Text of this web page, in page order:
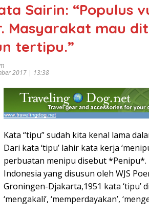
Sairin: “Populus
Masyarakat mau
tertipu.”
2017 | 13:38
Kata “tipu” sudah kita kenal lama
Dari kata ‘tipu’ lahir kata kerja
perbuatan menipu disebut *Penipu*.
Indonesia yang disusun oleh WJS
Groningen-Djakarta,1951 kata ‘tipu’
‘mengakali’, ‘memperdayakan’,